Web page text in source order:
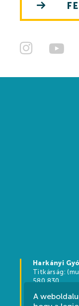
A
Harkányi
Titkárság:
580 830
7815